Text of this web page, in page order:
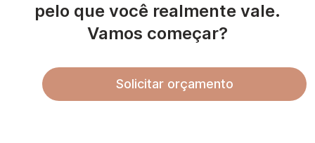
pelo que você realmente vale.
Vamos começar?
Solicitar orçamento